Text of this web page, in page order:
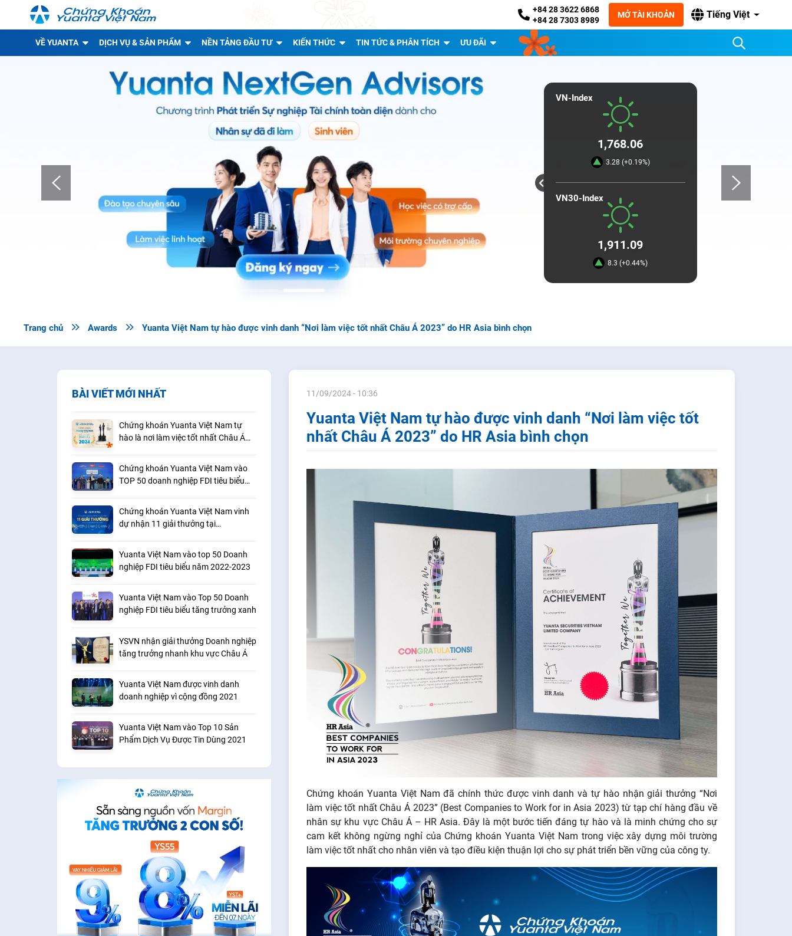
+84 28 3622 6868
+84 28 7303 8989
MỞ TÀI KHOẢN Tiếng Việt
VỀ YUANTA DỊCH VỤ & SẢN PHẨM NỀN TẢNG ĐẦU TƯ KIẾN THỨC TIN TỨC & PHÂN TÍCH ƯU ĐÃI
VN-Index
1,768.06
3.28 (+0.19%)
VN30-Index
1,911.09
8.3 (+0.44%)
Trang chủ  Awards  Yuanta Việt Nam tự hào được vinh danh “Nơi làm việc tốt nhất Châu Á 2023” do HR Asia bình chọn
BÀI VIẾT MỚI NHẤT
Chứng khoán Yuanta Việt Nam tự
hào là nơi làm việc tốt nhất Châu Á
Chứng khoán Yuanta Việt Nam vào
TOP 50 doanh nghiệp FDI tiêu biểu
Chứng khoán Yuanta Việt Nam vinh
dự nhận 11 giải thưởng tại
Yuanta Việt Nam vào top 50 Doanh
nghiệp FDI tiêu biểu năm 2022-2023
Yuanta Việt Nam vào Top 50 Doanh
nghiệp FDI tiêu biểu tăng trưởng xanh
YSVN nhận giải thưởng Doanh nghiệp
tăng trưởng nhanh khu vực Châu Á
Yuanta Việt Nam được vinh danh
doanh nghiệp vì cộng đồng 2021
Yuanta Việt Nam vào Top 10 Sản
Phẩm Dịch Vụ Được Tin Dùng 2021
11/09/2024 - 10:36
Yuanta Việt Nam tự hào được vinh danh “Nơi làm việc tốt
nhất Châu Á 2023” do HR Asia bình chọn
Chứng khoán Yuanta Việt Nam đã chính thức được vinh danh và tự hào nhận giải thưởng “Nơi
làm việc tốt nhất Châu Á 2023” (Best Companies to Work for in Asia 2023) từ tạp chí hàng đầu về
nhân sự khu vực Châu Á – HR Asia. Đây là một bước tiến đáng tự hào và là minh chứng cho sự
cam kết không ngừng nghỉ của Chứng khoán Yuanta Việt Nam trong việc xây dựng môi trường
làm việc tốt nhất cho nhân viên và tạo điều kiện thuận lợi cho sự phát triển bền vững của công ty.